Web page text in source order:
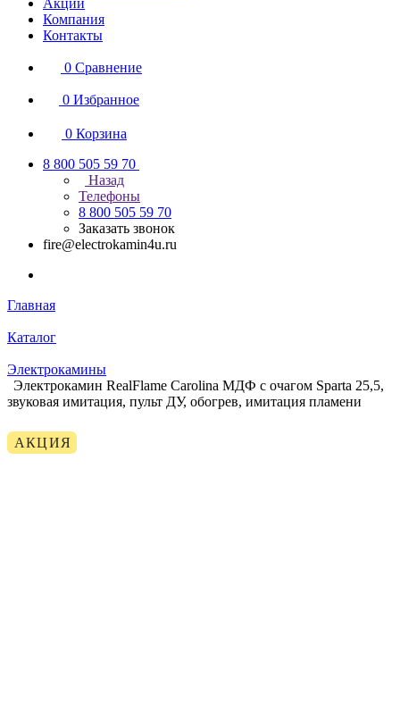
Акции
Компания
Контакты
0 Сравнение
0 Избранное
0 Корзина
8 800 505 59 70
Назад
Телефоны
8 800 505 59 70
Заказать звонок
fire@electrokamin4u.ru
Главная
Каталог
Электрокамины
Электрокамин RealFlame Carolina МДФ с очагом Sparta 25,5,
звуковая имитация, пульт ДУ, обогрев, имитация пламени
АКЦИЯ